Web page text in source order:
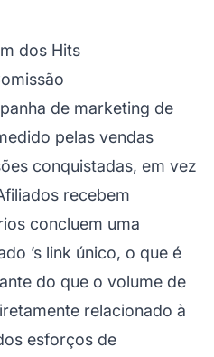
dos Hits
de marketing de
pelas vendas
conquistadas, em vez
recebem
concluem uma
’s link único, o que é
do que o volume de
relacionado à
esforços de